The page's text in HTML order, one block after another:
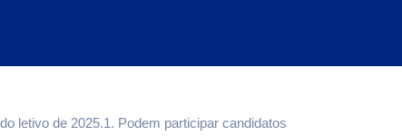
letivo de 2025.1. Podem participar candidatos